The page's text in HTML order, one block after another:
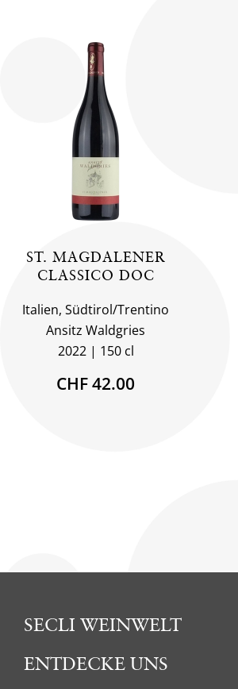
ST. MAGDALENER
CLASSICO DOC
Italien, Südtirol/Trentino
Ansitz Waldgries
2022
150 cl
CHF 42.00
SECLI WEINWELT
ENTDECKE UNS